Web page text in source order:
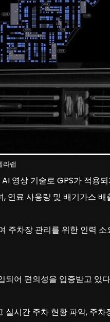
라랩
영상 기술로 GPS가 적용
연료 사용량 및 배기가스
주차장 관리를 위한 인력
되어 편의성을 입증받고 있
시간 주차 현황 파악, 주